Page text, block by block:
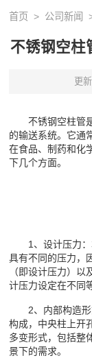
首页 > 公司新闻
不锈钢空柱
更
不锈钢空柱管是
的输送系统。它通
在食品、制药和化
下几个方面。
1、设计压力：
具有不同的压力，
（即设计压力）
计压力设定在不同
2、内部构造形
构成，中央柱上开
多变形式，包括整
景下的需求。